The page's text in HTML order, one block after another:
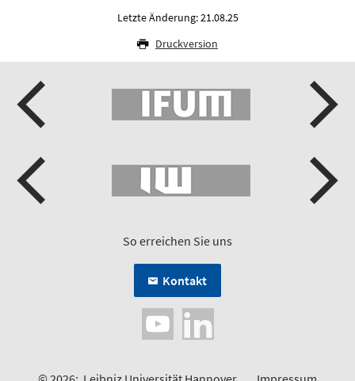
Letzte Änderung: 21.08.25
Druckversion
So erreichen Sie uns
Kontakt